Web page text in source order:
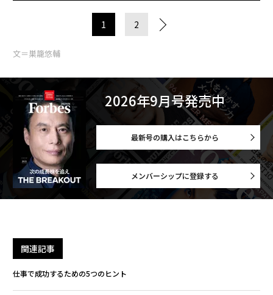
1 2
文＝巣籠悠輔
2026年9月号発売中
最新号の購入はこちらから
メンバーシップに登録する
関連記事
仕事で成功するための5つのヒント